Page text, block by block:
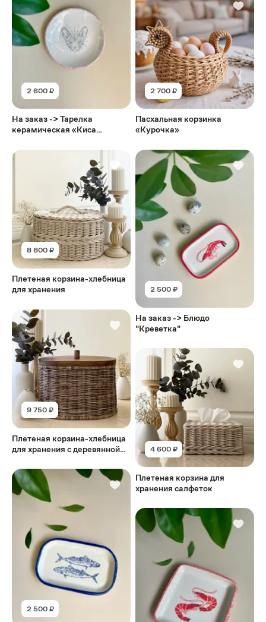
2 600 ₽
На заказ -> Тарелка
керамическая «Киса
8 800 ₽
Плетеная корзина-хлебница
для хранения
9 750 ₽
Плетеная корзина-хлебница
для хранения с деревянной
2 500 ₽
2 700 ₽
Пасхальная корзинка
«Курочка»
2 500 ₽
На заказ -> Блюдо
"Креветка"
4 600 ₽
Плетеная корзина для
хранения салфеток